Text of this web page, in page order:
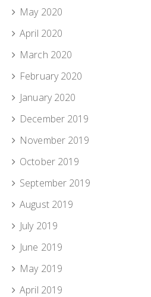
May 2020
April 2020
March 2020
February 2020
January 2020
December 2019
November 2019
October 2019
September 2019
August 2019
July 2019
June 2019
May 2019
April 2019